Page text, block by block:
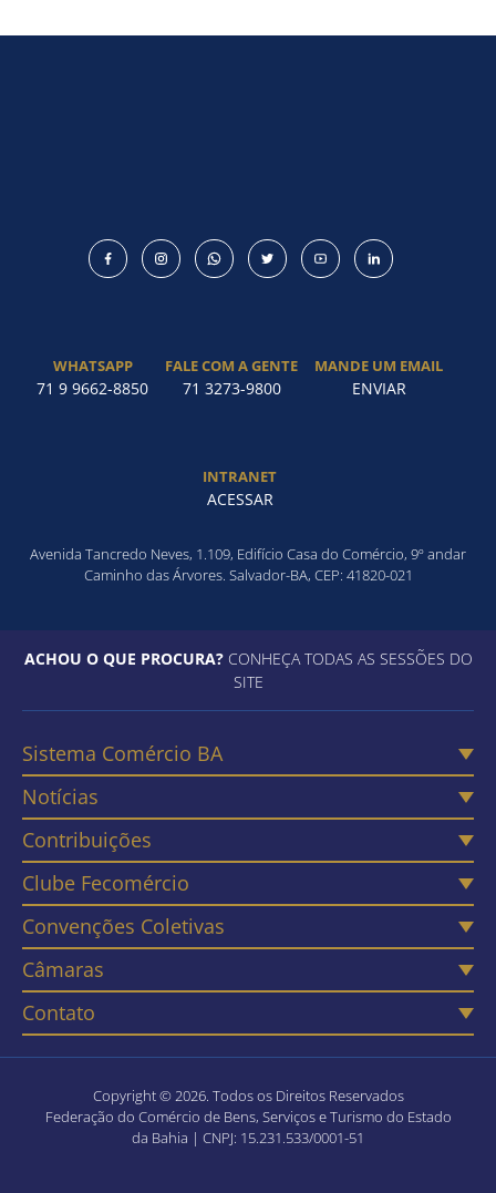
WHATSAPP
71 9 9662-8850
FALE COM A GENTE
71 3273-9800
MANDE UM EMAIL
ENVIAR
INTRANET
ACESSAR
Avenida Tancredo Neves, 1.109, Edifício Casa do Comércio, 9º andar
Caminho das Árvores. Salvador-BA, CEP: 41820-021
ACHOU O QUE PROCURA?CONHEÇA TODAS AS SESSÕES DO
SITE
Sistema Comércio BA
Notícias
Contribuições
Clube Fecomércio
Convenções Coletivas
Câmaras
Contato
Copyright © 2026. Todos os Direitos Reservados
Federação do Comércio de Bens, Serviços e Turismo do Estado
da Bahia | CNPJ: 15.231.533/0001-51
Política de Privacidade